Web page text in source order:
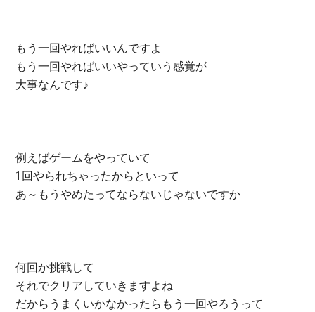
もう一回やればいいんですよ
もう一回やればいいやっていう感覚が
大事なんです♪
例えばゲームをやっていて
1回やられちゃったからといって
あ～もうやめたってならないじゃないですか
何回か挑戦して
それでクリアしていきますよね
だからうまくいかなかったらもう一回やろうって